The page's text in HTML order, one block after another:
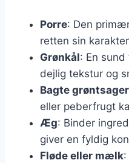
Porre: Den
retten sin
Grønkål: En
dejlig tekstur og
Bagte grøntsager
eller peberfrugt
Æg: Binder
giver en fyldig
Fløde eller mælk